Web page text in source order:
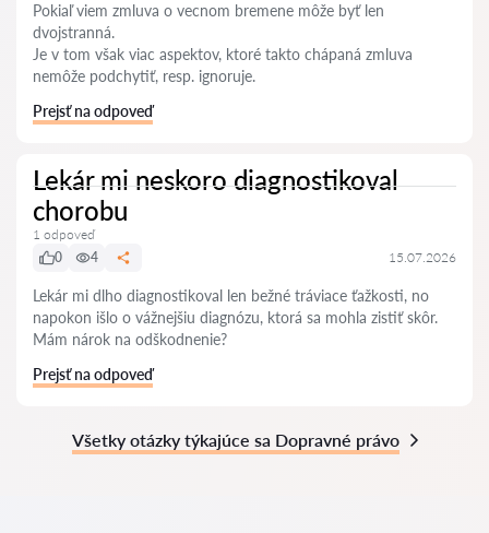
Pokiaľ viem zmluva o vecnom bremene môže byť len
dvojstranná.
Je v tom však viac aspektov, ktoré takto chápaná zmluva
nemôže podchytiť, resp. ignoruje.
Prejsť na odpoveď
Lekár mi neskoro diagnostikoval
chorobu
1 odpoveď
0
4 15.07.2026
Lekár mi dlho diagnostikoval len bežné tráviace ťažkosti, no
napokon išlo o vážnejšiu diagnózu, ktorá sa mohla zistiť skôr.
Mám nárok na odškodnenie?
Prejsť na odpoveď
Všetky otázky týkajúce sa Dopravné právo